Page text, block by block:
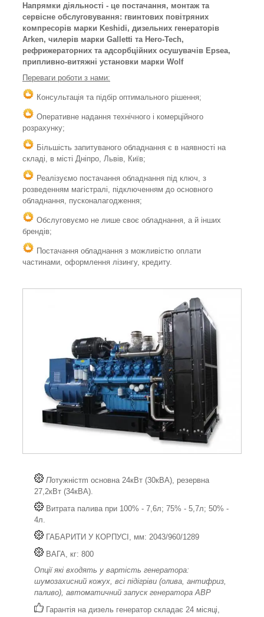
Напрямки діяльності - це постачання, монтаж та
сервісне обслуговування: гвинтових повітряних
компресорів марки Keshidi, дизельних генераторів
Arken, чилерів марки Galletti та Hero-Tech,
рефрижераторних та адсорбційних осушувачів Epsea,
припливно-витяжні установки марки Wolf
Переваги роботи з нами:
Консультація та підбір оптимального рішення;
Оперативне надання технічного і комерційного
розрахунку;
Більшість запитуваного обладнання є в наявності на
складі, в місті Дніпро, Львів, Київ;
Реалізуємо постачання обладнання під ключ, з
розведенням магістралі, підключенням до основного
обладнання, пусконалагодження;
Обслуговуємо не лише своє обладнання, а й інших
брендів;
Постачання обладнання з можливістю оплати
частинами, оформлення лізингу, кредиту.
Потужністm основна 24кВт (30кВА), резервна
27,2кВт (34кВА).
Витрата палива при 100% - 7,6л; 75% - 5,7л; 50% -
4л.
ГАБАРИТИ У КОРПУСІ, мм: 2043/960/1289
ВАГА, кг: 800
Опції які входять у вартість генератора:
шумозахисний кожух, всі підігріви (олива, антифриз,
паливо), автоматичний запуск генератора АВР
Гарантія на дизель генератор складає 24 місяці,